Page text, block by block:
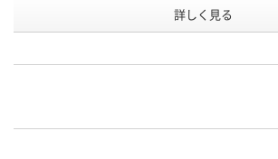
J164481
詳しく見る